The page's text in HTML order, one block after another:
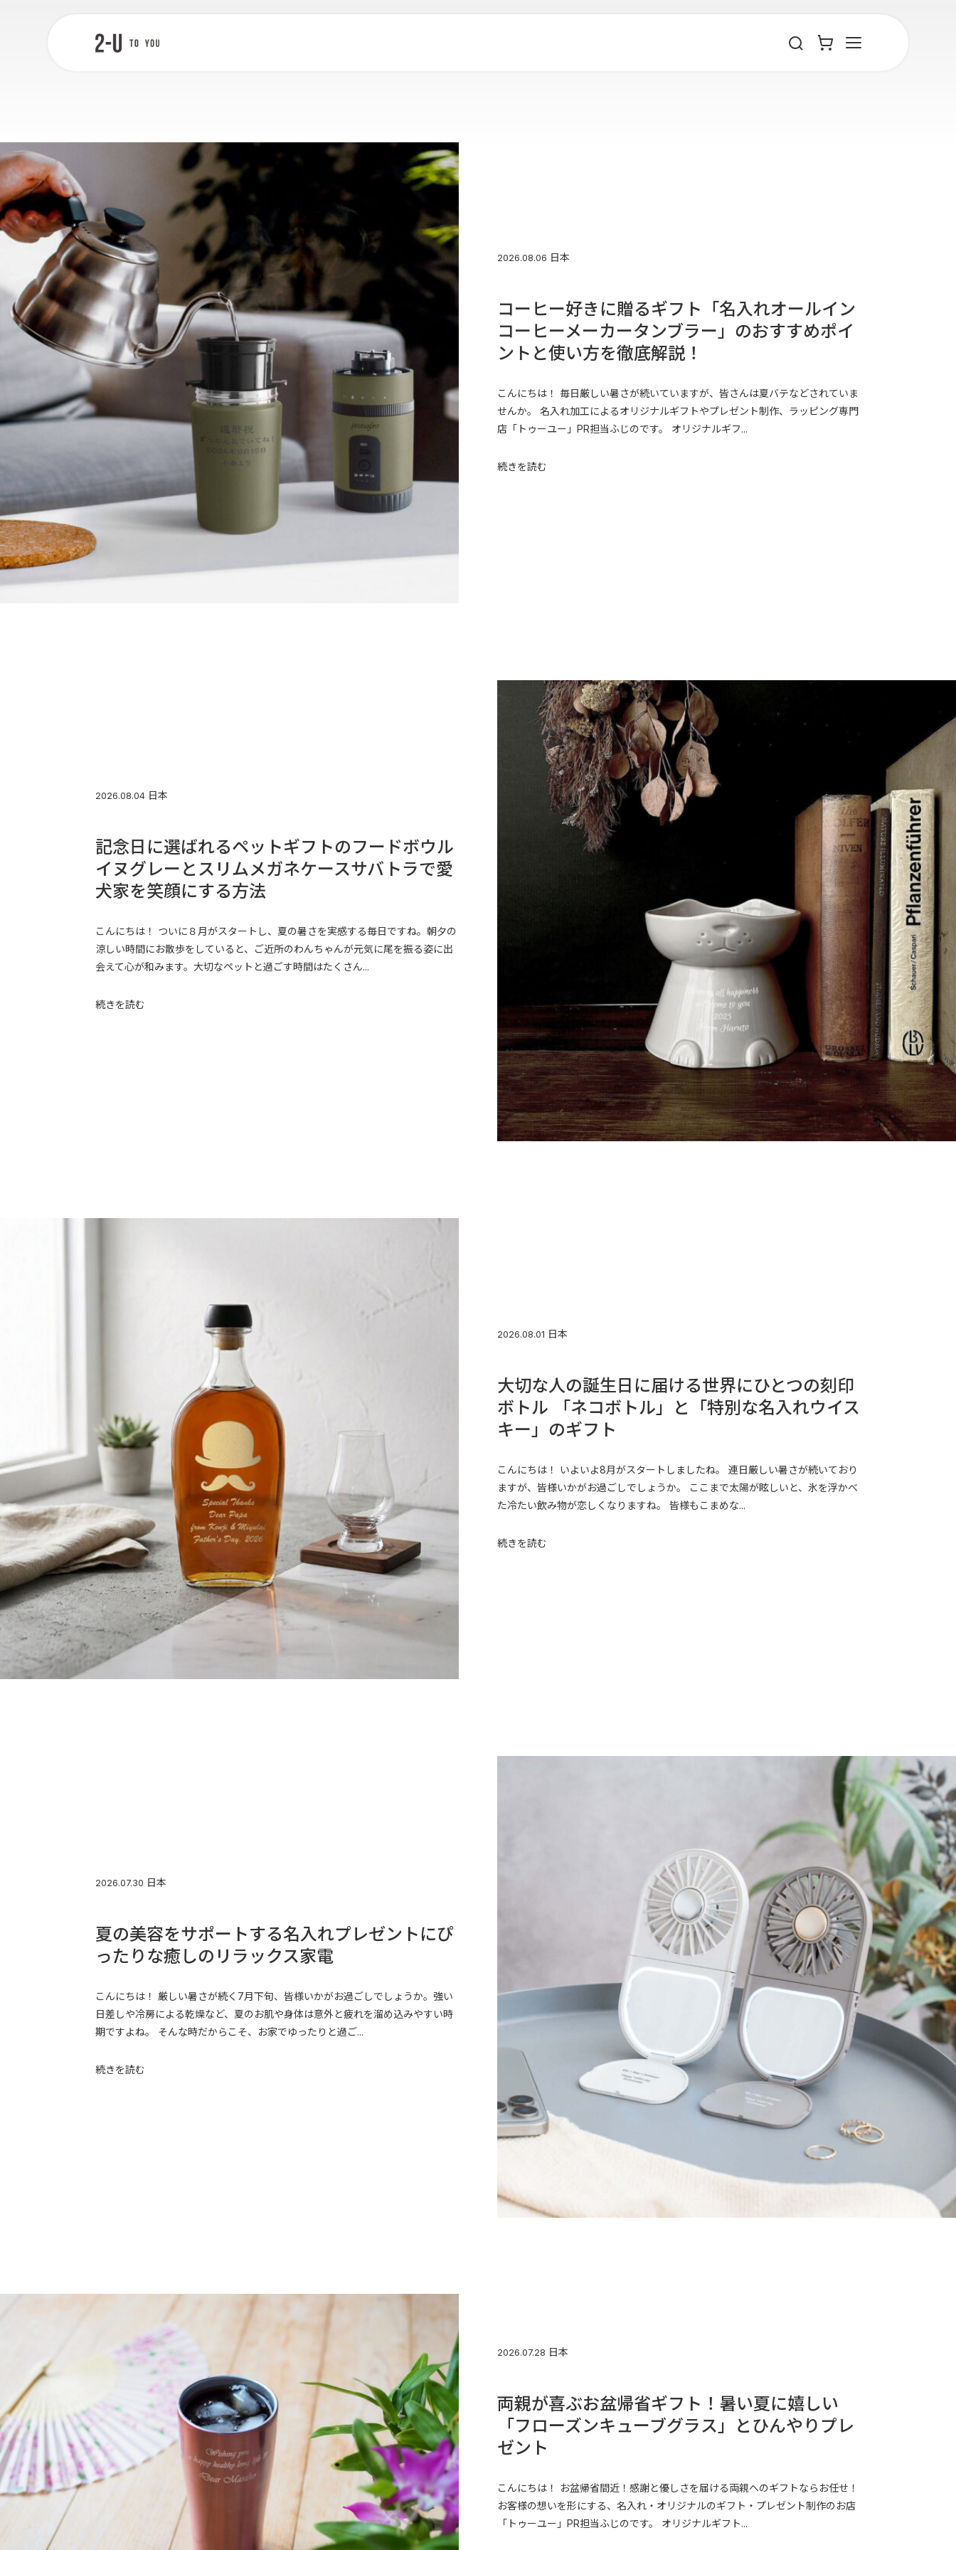
ブログ
2026.08.06 日本
コーヒー好きに贈るギフト「名入れオールイン
コーヒーメーカータンブラー」のおすすめポイ
ントと使い方を徹底解説！
こんにちは！ 毎日厳しい暑さが続いていますが、皆さんは夏バテなどされていま
せんか。 名入れ加工によるオリジナルギフトやプレゼント制作、ラッピング専門
店「トゥーユー」PR担当ふじのです。 オリジナルギフ...
続きを読む
2026.08.04 日本
記念日に選ばれるペットギフトのフードボウル
イヌグレーとスリムメガネケースサバトラで愛
犬家を笑顔にする方法
こんにちは！ ついに８月がスタートし、夏の暑さを実感する毎日ですね。朝夕の
涼しい時間にお散歩をしていると、ご近所のわんちゃんが元気に尾を振る姿に出
会えて心が和みます。大切なペットと過ごす時間はたくさん...
続きを読む
2026.08.01 日本
大切な人の誕生日に届ける世界にひとつの刻印
ボトル 「ネコボトル」と「特別な名入れウイス
キー」のギフト
こんにちは！ いよいよ8月がスタートしましたね。 連日厳しい暑さが続いており
ますが、皆様いかがお過ごしでしょうか。 ここまで太陽が眩しいと、氷を浮かべ
た冷たい飲み物が恋しくなりますね。 皆様もこまめな...
続きを読む
2026.07.30 日本
夏の美容をサポートする名入れプレゼントにぴ
ったりな癒しのリラックス家電
こんにちは！ 厳しい暑さが続く7月下旬、皆様いかがお過ごしでしょうか。強い
日差しや冷房による乾燥など、夏のお肌や身体は意外と疲れを溜め込みやすい時
期ですよね。 そんな時だからこそ、お家でゆったりと過ご...
続きを読む
2026.07.28 日本
両親が喜ぶお盆帰省ギフト！暑い夏に嬉しい
「フローズンキューブグラス」とひんやりプレ
ゼント
こんにちは！ お盆帰省間近！感謝と優しさを届ける両親へのギフトならお任せ！
お客様の想いを形にする、名入れ・オリジナルのギフト・プレゼント制作のお店
「トゥーユー」PR担当ふじのです。 オリジナルギフト...